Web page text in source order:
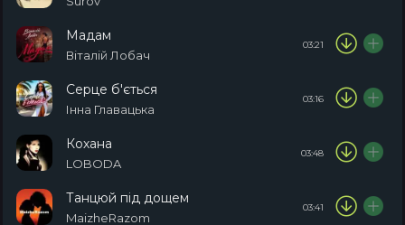
Мадам
Віталій Лобач
03:21
Серце б'ється
Інна Главацька
03:16
Кохана
LOBODA
03:48
Танцюй під дощем
MaizheRazom
03:41